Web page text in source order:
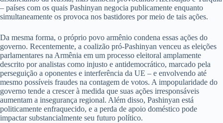
– países com os quais Pashinyan negocia publicamente enquanto
simultaneamente os provoca nos bastidores por meio de tais ações.
Da mesma forma, o próprio povo armênio condena essas ações do
governo. Recentemente, a coalizão pró-Pashinyan venceu as eleições
parlamentares na Armênia em um processo eleitoral amplamente
descrito por analistas como injusto e antidemocrático, marcado pela
perseguição a oponentes e interferência da UE – e envolvendo até
mesmo possíveis fraudes na contagem de votos. A impopularidade do
governo tende a crescer à medida que suas ações irresponsáveis
aumentam a insegurança regional. Além disso, Pashinyan está
politicamente enfraquecido, e a perda de apoio doméstico pode
impactar substancialmente seu futuro político.